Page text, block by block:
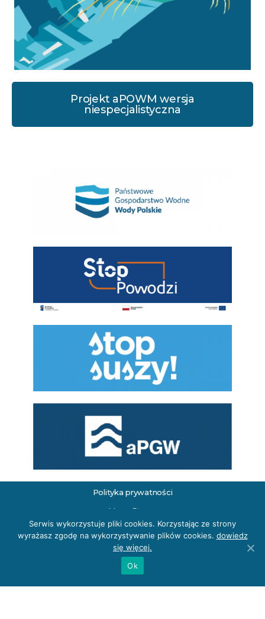
Projekt aPOWM wersja
niespecjalistyczna
Polityka prywatności
Mapa Strony
Deklaracja Dostępności
Serwis wykorzystuje pliki cookies. Korzystając ze strony
wyrażasz zgodę na wykorzystywanie plików cookies. dowiedz
się więcej.
Ok